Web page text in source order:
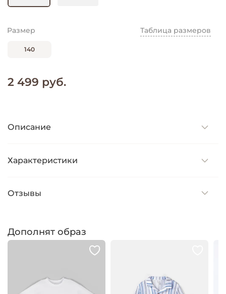
Таблица размеров
Размер
140
2 499 руб.
Описание
Характеристики
Отзывы
Дополнят образ